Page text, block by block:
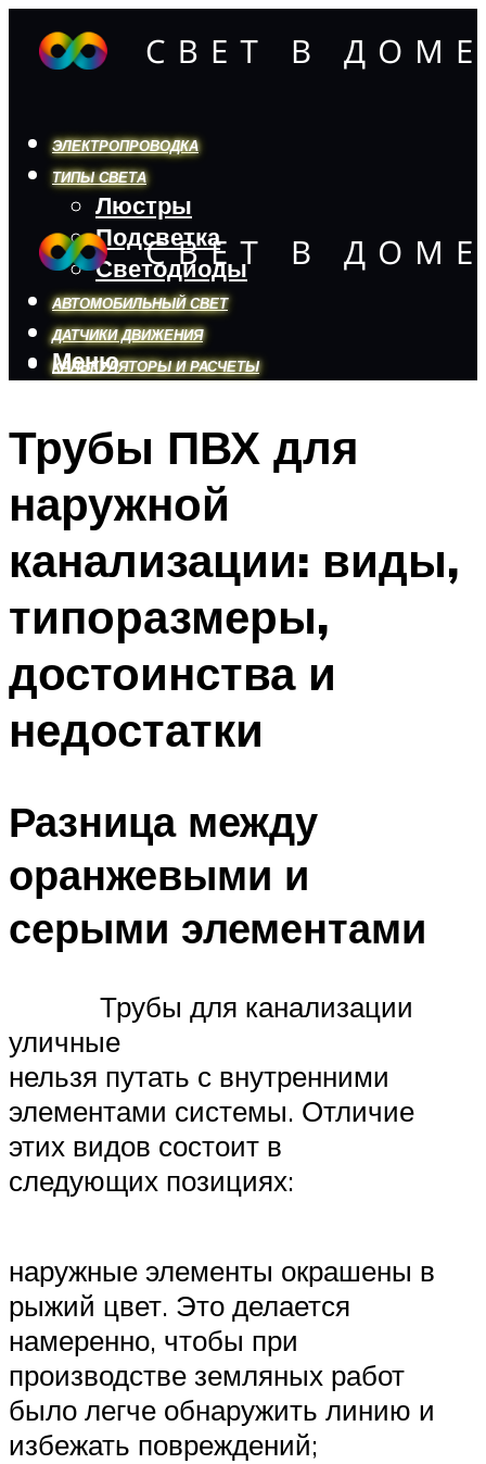
ЭЛЕКТРОПРОВОДКА
ТИПЫ СВЕТА
Люстры
Подсветка
Светодиоды
АВТОМОБИЛЬНЫЙ СВЕТ
ДАТЧИКИ ДВИЖЕНИЯ
КАЛЬКУЛЯТОРЫ И РАСЧЕТЫ
Меню
Меню
Трубы ПВХ для
наружной
канализации: виды,
типоразмеры,
достоинства и
недостатки
Разница между
оранжевыми и
серыми элементами
Трубы для канализации
уличные
нельзя путать с внутренними
элементами системы. Отличие
этих видов состоит в
следующих позициях:
наружные элементы окрашены в
рыжий цвет. Это делается
намеренно, чтобы при
производстве земляных работ
было легче обнаружить линию и
избежать повреждений;